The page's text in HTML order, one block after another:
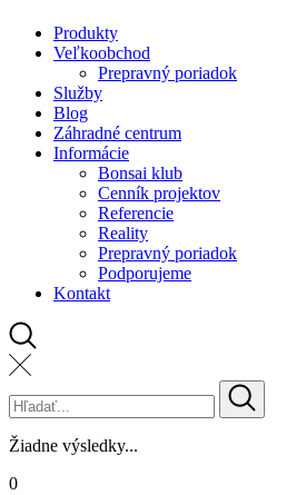
Produkty
Veľkoobchod
Prepravný poriadok
Služby
Blog
Záhradné centrum
Informácie
Bonsai klub
Cenník projektov
Referencie
Reality
Prepravný poriadok
Podporujeme
Kontakt
Žiadne výsledky...
0